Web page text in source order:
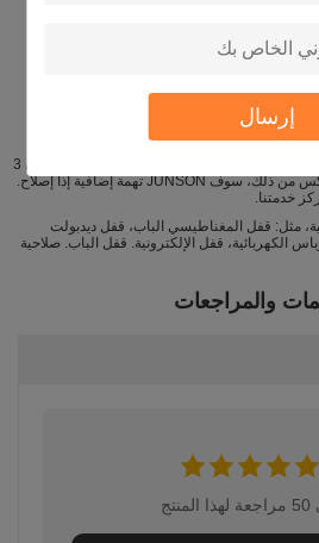
إرسال
وسيتم تكريم خدمة الضمان إذا لم يكن الضرر ناجما عن الإنسان، JUNSON يوفر ضمان 3
سنوات للمنتجات النسبية. على العكس من ذلك، سوف JUNSON تهمة إضافية إذا إصلاح.
خدمتنا.
مثل: قفل المغناطيسي الباب، قفل ديدبولت
الكهربائية، قفل الإلكترونية. قفل الباب. صلاحية
والمراجعات